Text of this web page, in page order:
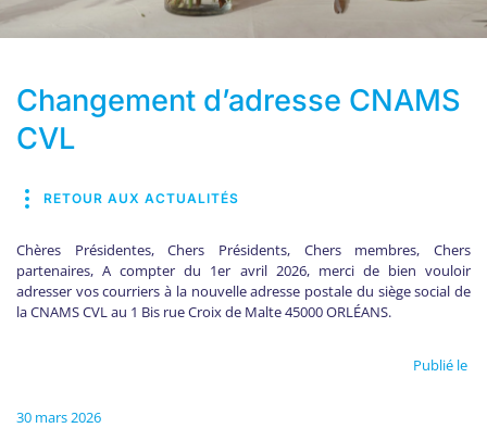
Changement d’adresse CNAMS
CVL
RETOUR AUX ACTUALITÉS
Chères Présidentes, Chers Présidents, Chers membres, Chers
partenaires, A compter du 1er avril 2026, merci de bien vouloir
adresser vos courriers à la nouvelle adresse postale du siège social de
la CNAMS CVL au 1 Bis rue Croix de Malte 45000 ORLÉANS.
Publié le
30 mars 2026